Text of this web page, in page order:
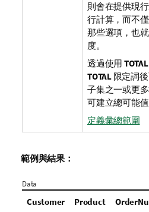
則會在提供現
行計算，而不
那些選項，也
度。
透過使用
TOTAL限定詞
子集之一或更
可建立總可能值
定義彙總範圍
範例與結果：
Data
Customer Product